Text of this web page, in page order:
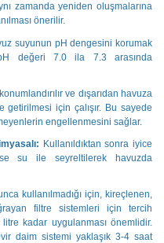
zamanda yeniden oluşmalarına
önerilir.
suyunun pH dengesini korumak
pH değeri 7.0 ila 7.3 arasında
ve dışarıdan havuza
getirilmesi için çalışır. Bu sayede
engellenmesini sağlar.
Kullanıldıktan sonra iyice
su ile seyreltilerek havuzda
kullanılmadığı için, kireçlenen,
filtre sistemleri için tercih
kadar uygulanması önemlidir.
daim sistemi yaklaşık 3-4 saat